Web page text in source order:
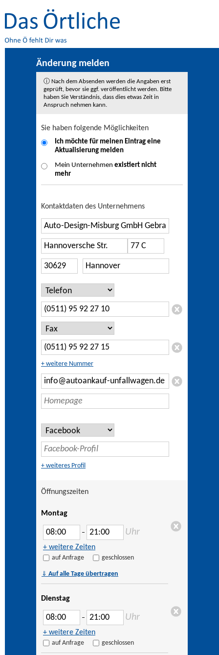
Änderung melden
ⓘ Nach dem Absenden werden die Angaben erst
geprüft, bevor sie ggf. veröffentlicht werden. Bitte
haben Sie Verständnis, dass dies etwas Zeit in
Anspruch nehmen kann.
Sie haben folgende Möglichkeiten
Ich möchte für meinen Eintrag eine
Aktualisierung melden
Mein Unternehmen existiert nicht
mehr
Kontaktdaten des Unternehmens
+ weitere Nummer
+ weiteres Profil
Öffnungszeiten
Montag
– Uhr
+ weitere Zeiten
auf Anfrage geschlossen
⇓ Auf alle Tage übertragen
Dienstag
– Uhr
+ weitere Zeiten
auf Anfrage geschlossen